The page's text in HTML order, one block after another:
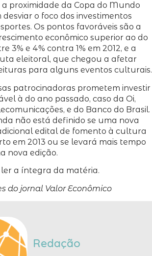
a proximidade da Copa do Mundo
desviar o foco dos investimentos
Os pontos favoráveis são a
econômico superior ao do
3% e 4% contra 1% em 2012, e a
eleitoral, que chegou a afetar
para alguns eventos culturais.
patrocinadoras prometem investir
à do ano passado, caso da Oi,
e do Banco do Brasil.
não está definido se uma nova
edital de fomento à cultura
em 2013 ou se levará mais tempo
nova edição.
a íntegra da matéria.
do jornal Valor Econômico
Redação